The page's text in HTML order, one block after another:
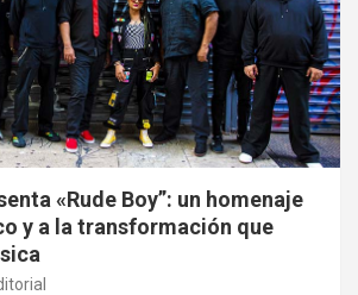
«Rude Boy”: un homenaje
y a la transformación que